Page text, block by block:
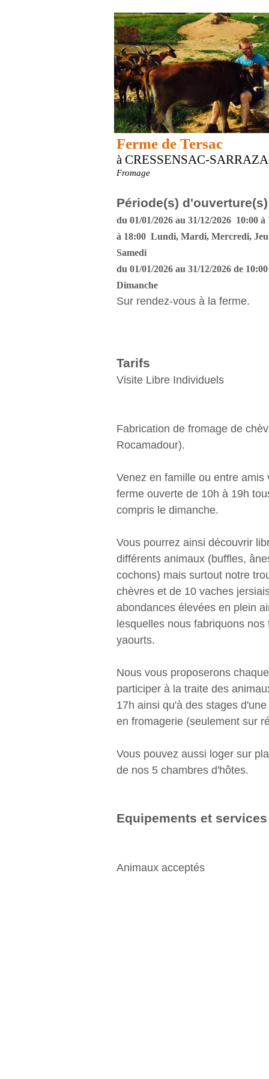
Ferme de Tersac
à CRESSENSAC-
Fromage
Période(s) d'ouverture(s)
du 01/01/2026 au 31/12/2026 10:00
à 18:00 Lundi, Mardi, Mercredi,
Samedi
du 01/01/2026 au 31/12/2026 de
Dimanche
Sur rendez-vous à la ferme.
Tarifs
Visite Libre Individuels
Fabrication de fromage de
Rocamadour).
Venez en famille ou entre amis
ferme ouverte de 10h à 19h
compris le dimanche.
Vous pourrez ainsi découvrir
différents animaux (buffles,
cochons) mais surtout notre
chèvres et de 10 vaches
abondances élevées en plein
lesquelles nous fabriquons nos
yaourts.
Nous vous proposerons
participer à la traite des
17h ainsi qu'à des stages
en fromagerie (seulement sur
Vous pouvez aussi loger sur
de nos 5 chambres d'hôtes.
Equipements et services
Animaux acceptés